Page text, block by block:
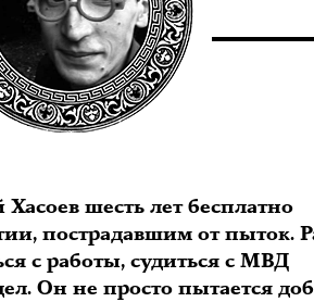
шесть лет бесплатно
пострадавшим от пыток.
с работы, судиться с МВД
Он не просто пытается